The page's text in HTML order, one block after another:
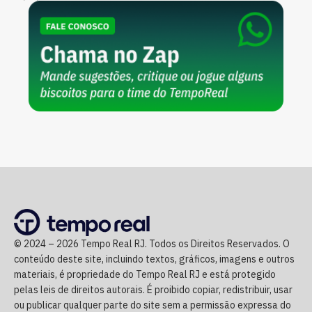
© 2024 – 2026 Tempo Real RJ. Todos os Direitos Reservados. O
conteúdo deste site, incluindo textos, gráficos, imagens e outros
materiais, é propriedade do Tempo Real RJ e está protegido
pelas leis de direitos autorais. É proibido copiar, redistribuir, usar
ou publicar qualquer parte do site sem a permissão expressa do